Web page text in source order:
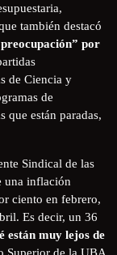
también destacó
por
de Ciencia y
de
que están paradas,
Sindical de las
una inflación
ciento en febrero,
Es decir, un 36
están muy lejos de